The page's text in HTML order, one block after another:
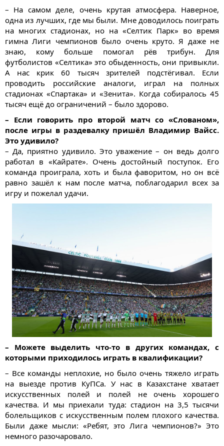
– На самом деле, очень крутая атмосфера. Наверное,
одна из лучших, где мы были. Мне доводилось поиграть
на многих стадионах, но на «Селтик Парк» во время
гимна Лиги чемпионов было очень круто. Я даже не
знаю, кому больше помогал рёв трибун. Для
футболистов «Селтика» это обыденность, они привыкли.
А нас крик 60 тысяч зрителей подстёгивал. Если
проводить российские аналоги, играл на полных
стадионах «Спартака» и «Зенита». Когда собиралось 45
тысяч ещё до ограничений – было здорово.
– Если говорить про второй матч со «Слованом»,
после игры в раздевалку пришёл Владимир Вайсс.
Это удивило?
– Да, приятно удивило. Это уважение – он ведь долго
работал в «Кайрате». Очень достойный поступок. Его
команда проиграла, хоть и была фаворитом, но он всё
равно зашёл к нам после матча, поблагодарил всех за
игру и пожелал удачи.
– Можете выделить что-то в других командах, с
которыми приходилось играть в квалификации?
– Все команды неплохие, но было очень тяжело играть
на выезде против КуПСа. У нас в Казахстане хватает
искусственных полей и полей не очень хорошего
качества. И мы приехали туда: стадион на 3,5 тысячи
болельщиков с искусственным полем плохого качества.
Были даже мысли: «Ребят, это Лига чемпионов?» Это
немного разочаровало.